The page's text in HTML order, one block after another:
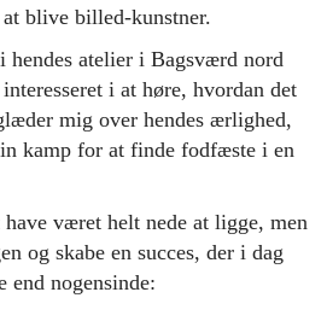
blive billed-kunstner.
hendes atelier i Bagsværd nord
i at høre, hvordan det
mig over hendes ærlighed,
kamp for at finde fodfæste i en
været helt nede at ligge, men
og skabe en succes, der i dag
end nogensinde: